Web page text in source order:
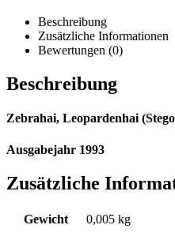
Beschreibung
Zusätzliche Informationen
Bewertungen (0)
Beschreibung
Zebrahai, Leopardenhai
Ausgabejahr 1993
Zusätzliche
Gewicht 0,005 kg